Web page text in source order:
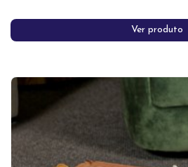
Ver produto